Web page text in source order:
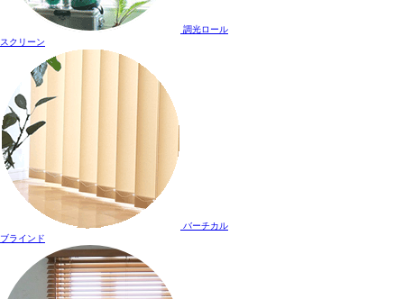
調光ロール
スクリーン
バーチカル
ブラインド